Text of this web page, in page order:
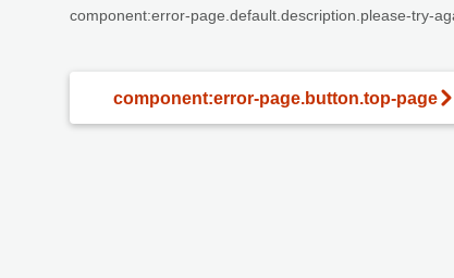
component:error-page.default.description.please-try-
component:error-page.button.top-page